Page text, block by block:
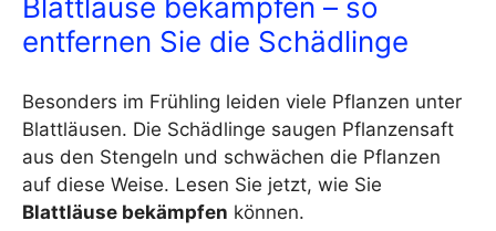
Blattläuse bekämpfen – so
entfernen Sie die Schädlinge
Besonders im Frühling leiden viele Pflanzen unter
Blattläusen. Die Schädlinge saugen Pflanzensaft
aus den Stengeln und schwächen die Pflanzen
auf diese Weise. Lesen Sie jetzt, wie Sie
Blattläuse bekämpfen können.